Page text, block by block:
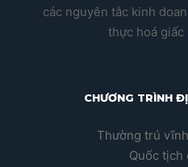
các nguyên tắc kinh
thực hoá giấc
CHƯƠNG TRÌNH
Thường trú
Quốc tịch